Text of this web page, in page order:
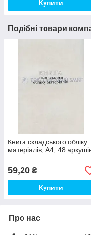
Купити
Подібні товари
Книга складського обліку
матеріалів, А4, 48
59,20 ₴
Купити
Про нас